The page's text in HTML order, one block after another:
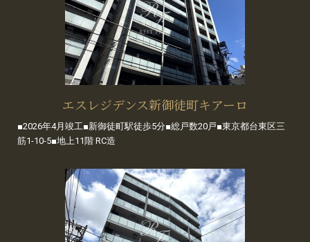
エスレジデンス新御徒町キアーロ
■2026年4月竣工■新御徒町駅徒歩5分■総戸数20戸■東京都台東区三
筋1-10-5■地上11階 RC造